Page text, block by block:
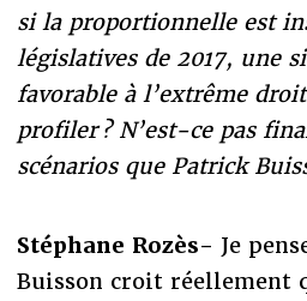
si la proportionnelle est
législatives de 2017, une
favorable à l’extrême
profiler ? N’est-ce pas
scénarios que Patrick
Stéphane Rozès- Je
Buisson croit réellement